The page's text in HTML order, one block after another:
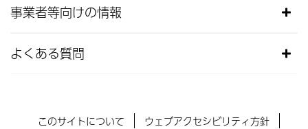
事業者等向けの情報
よくある質問
このサイトについて
ウェブアクセシビリティ方針